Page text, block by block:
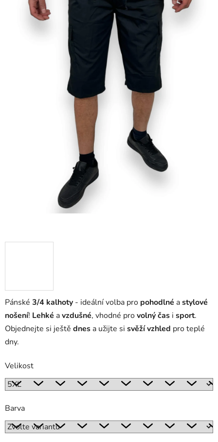
Pánské 3/4 kalhoty - ideální volba pro pohodlné astylové
nošení! Lehké avzdušné, vhodné provolný čas i sport.
Objednejte si ještě dnes a užijte si svěží vzhled pro teplé
dny.
Velikost
Barva